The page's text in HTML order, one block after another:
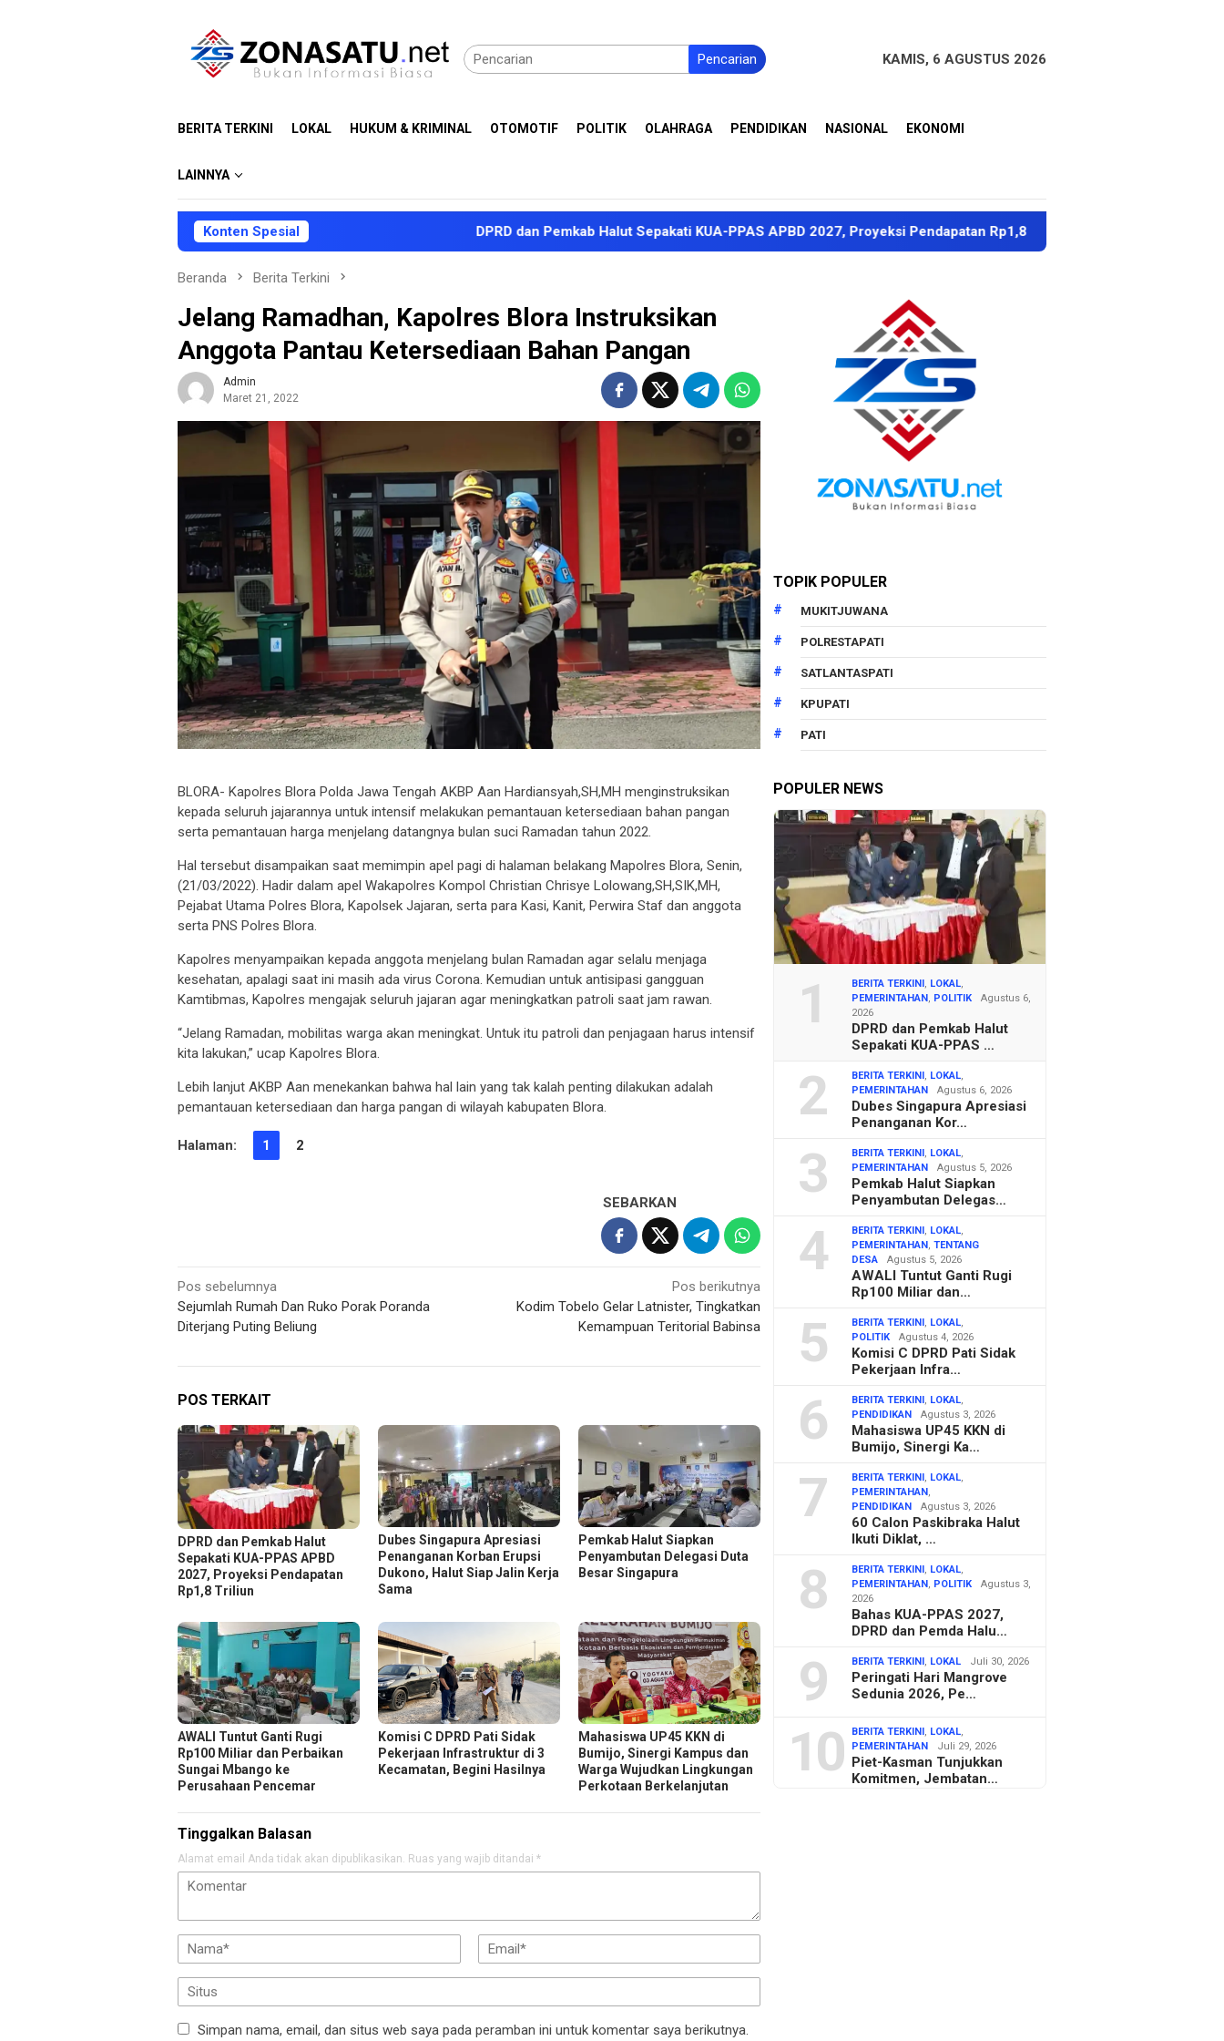
Pencarian KAMIS, 6 AGUSTUS 2026
BERITA TERKINI LOKAL HUKUM & KRIMINAL OTOMOTIF POLITIK OLAHRAGA PENDIDIKAN NASIONAL EKONOMI
LAINNYA
Konten Spesial DPRD dan Pemkab Halut Sepakati KUA-PPAS APBD 2027, Proyeksi Pendapatan Rp1,8 Triliun
Beranda Berita Terkini
Jelang Ramadhan, Kapolres Blora Instruksikan
Anggota Pantau Ketersediaan Bahan Pangan
Admin
Maret 21, 2022
BLORA- Kapolres Blora Polda Jawa Tengah AKBP Aan Hardiansyah,SH,MH menginstruksikan
kepada seluruh jajarannya untuk intensif melakukan pemantauan ketersediaan bahan pangan
serta pemantauan harga menjelang datangnya bulan suci Ramadan tahun 2022.
Hal tersebut disampaikan saat memimpin apel pagi di halaman belakang Mapolres Blora, Senin,
(21/03/2022). Hadir dalam apel Wakapolres Kompol Christian Chrisye Lolowang,SH,SIK,MH,
Pejabat Utama Polres Blora, Kapolsek Jajaran, serta para Kasi, Kanit, Perwira Staf dan anggota
serta PNS Polres Blora.
Kapolres menyampaikan kepada anggota menjelang bulan Ramadan agar selalu menjaga
kesehatan, apalagi saat ini masih ada virus Corona. Kemudian untuk antisipasi gangguan
Kamtibmas, Kapolres mengajak seluruh jajaran agar meningkatkan patroli saat jam rawan.
“Jelang Ramadan, mobilitas warga akan meningkat. Untuk itu patroli dan penjagaan harus intensif
kita lakukan,” ucap Kapolres Blora.
Lebih lanjut AKBP Aan menekankan bahwa hal lain yang tak kalah penting dilakukan adalah
pemantauan ketersediaan dan harga pangan di wilayah kabupaten Blora.
Halaman: 1 2
SEBARKAN
Navigasi
pos
Pos sebelumnya
Sejumlah Rumah Dan Ruko Porak Poranda
Diterjang Puting Beliung
Pos berikutnya
Kodim Tobelo Gelar Latnister, Tingkatkan
Kemampuan Teritorial Babinsa
POS TERKAIT
DPRD dan Pemkab Halut
Sepakati KUA-PPAS APBD
2027, Proyeksi Pendapatan
Rp1,8 Triliun
Dubes Singapura Apresiasi
Penanganan Korban Erupsi
Dukono, Halut Siap Jalin Kerja
Sama
Pemkab Halut Siapkan
Penyambutan Delegasi Duta
Besar Singapura
AWALI Tuntut Ganti Rugi
Rp100 Miliar dan Perbaikan
Sungai Mbango ke
Perusahaan Pencemar
Komisi C DPRD Pati Sidak
Pekerjaan Infrastruktur di 3
Kecamatan, Begini Hasilnya
Mahasiswa UP45 KKN di
Bumijo, Sinergi Kampus dan
Warga Wujudkan Lingkungan
Perkotaan Berkelanjutan
Tinggalkan Balasan
Alamat email Anda tidak akan dipublikasikan. Ruas yang wajib ditandai *
Simpan nama, email, dan situs web saya pada peramban ini untuk komentar saya berikutnya.
TOPIK POPULER
MUKITJUWANA
POLRESTAPATI
SATLANTASPATI
KPUPATI
PATI
POPULER NEWS
1 BERITA TERKINI , LOKAL,
PEMERINTAHAN , POLITIK
Agustus 6,
2026
DPRD dan Pemkab Halut
Sepakati KUA-PPAS …
2 BERITA TERKINI , LOKAL,
PEMERINTAHAN
Agustus 6, 2026
Dubes Singapura Apresiasi
Penanganan Kor…
3 BERITA TERKINI , LOKAL,
PEMERINTAHAN
Agustus 5, 2026
Pemkab Halut Siapkan
Penyambutan Delegas…
4 BERITA TERKINI , LOKAL,
PEMERINTAHAN ,TENTANG
DESA
Agustus 5, 2026
AWALI Tuntut Ganti Rugi
Rp100 Miliar dan…
5 BERITA TERKINI , LOKAL,
POLITIK
Agustus 4, 2026
Komisi C DPRD Pati Sidak
Pekerjaan Infra…
6 BERITA TERKINI , LOKAL,
PENDIDIKAN
Agustus 3, 2026
Mahasiswa UP45 KKN di
Bumijo, Sinergi Ka…
7 BERITA TERKINI , LOKAL,
PEMERINTAHAN ,
PENDIDIKAN
Agustus 3, 2026
60 Calon Paskibraka Halut
Ikuti Diklat, …
8 BERITA TERKINI , LOKAL,
PEMERINTAHAN , POLITIK
Agustus 3,
2026
Bahas KUA-PPAS 2027,
DPRD dan Pemda Halu…
9 BERITA TERKINI , LOKAL Juli 30, 2026
Peringati Hari Mangrove
Sedunia 2026, Pe…
10 BERITA TERKINI , LOKAL,
PEMERINTAHAN
Juli 29, 2026
Piet-Kasman Tunjukkan
Komitmen, Jembatan…